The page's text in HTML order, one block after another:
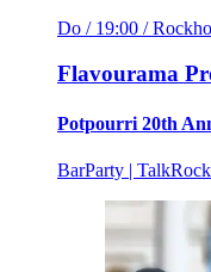
Do / 19:00 /
Flavourama
Potpourri 20th
BarParty | Talk